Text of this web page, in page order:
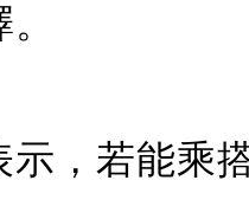
示，若能乘